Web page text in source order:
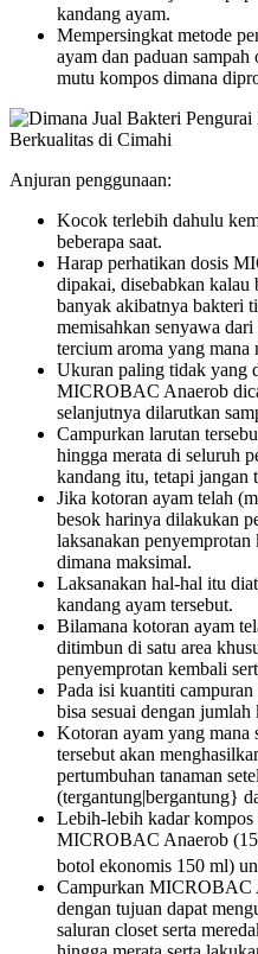
kandang ayam.
Mempersingkat metode
ayam dan paduan
mutu kompos dimana
Anjuran penggunaan:
Kocok terlebih dahulu
beberapa saat.
Harap perhatikan dosis
dipakai, disebabkan kalau
banyak akibatnya bakteri
memisahkan senyawa
tercium aroma yang mana
Ukuran paling tidak yang
MICROBAC Anaerob
selanjutnya dilarutkan
Campurkan larutan
hingga merata di seluruh
kandang itu, tetapi jangan
Jika kotoran ayam telah
besok harinya dilakukan
laksanakan
dimana maksimal.
Laksanakan hal-hal itu
kandang ayam tersebut.
Bilamana kotoran ayam
ditimbun di satu area
penyemprotan kembali
Pada isi kuantiti
bisa sesuai dengan
Kotoran ayam yang mana
tersebut akan
pertumbuhan tanaman
(tergantung|bergantung}
Lebih-lebih kadar kompos
MICROBAC Anaerob
botol ekonomis 150 ml)
Campurkan MICROBAC
dengan tujuan dapat
saluran closet serta